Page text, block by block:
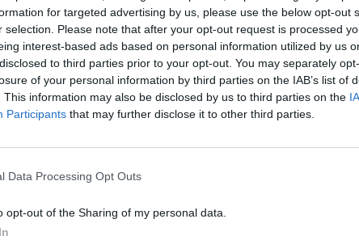
for targeted advertising by us, please use the below opt-out
selection. Please note that after your opt-out request is processed
interest-based ads based on personal information utilized by us
to third parties prior to your opt-out. You may separately
of your personal information by third parties on the IAB’s list of
This information may also be disclosed by us to third parties on the
Participants that may further disclose it to other third parties.
Data Processing Opt Outs
opt-out of the Sharing of my personal data.
Dimitrescu a venit rapid, premierul Cîțu a luat decizia
sub acuzare.
postul de consul general la Bonn cu 100.000 de
vizitei lui Dragnea la New York, incluzând și o scurtă